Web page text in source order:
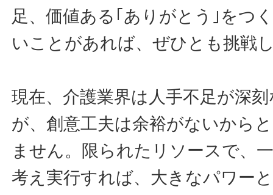
足、価値ある｢ありがとう｣をつ
いことがあれば、ぜひとも挑戦
現在、介護業界は人手不足が深
が、創意工夫は余裕がないから
ません。限られたリソースで、
考え実行すれば、大きなパワー